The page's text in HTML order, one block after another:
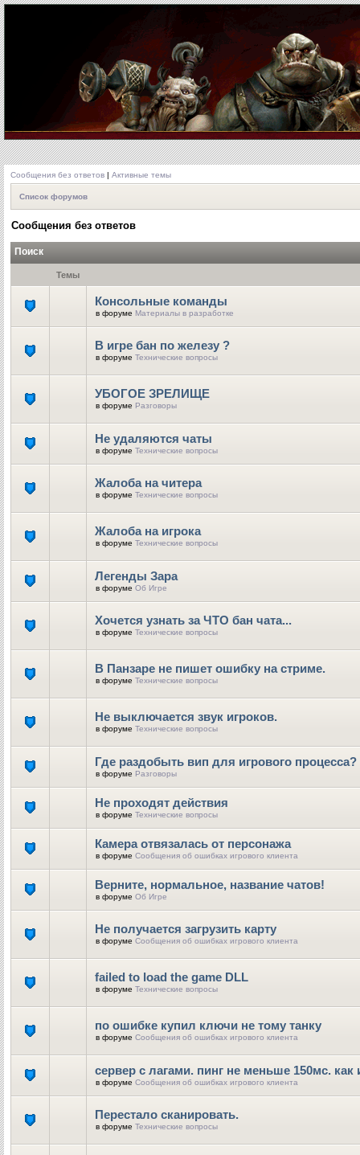
Сообщения без ответов | Активные темы
Список форумов
Сообщения без ответов
Поиск
Темы
Консольные команды
в форуме Материалы в разработке
В игре бан по железу ?
в форуме Технические вопросы
УБОГОЕ ЗРЕЛИЩЕ
в форуме Разговоры
Не удаляются чаты
в форуме Технические вопросы
Жалоба на читера
в форуме Технические вопросы
Жалоба на игрока
в форуме Технические вопросы
Легенды Зара
в форуме Об Игре
Хочется узнать за ЧТО бан чата...
в форуме Технические вопросы
В Панзаре не пишет ошибку на стриме.
в форуме Технические вопросы
Не выключается звук игроков.
в форуме Технические вопросы
Где раздобыть вип для игрового процесса?
в форуме Разговоры
Не проходят действия
в форуме Технические вопросы
Камера отвязалась от персонажа
в форуме Сообщения об ошибках игрового клиента
Верните, нормальное, название чатов!
в форуме Об Игре
Не получается загрузить карту
в форуме Сообщения об ошибках игрового клиента
failed to load the game DLL
в форуме Технические вопросы
по ошибке купил ключи не тому танку
в форуме Сообщения об ошибках игрового клиента
сервер с лагами. пинг не меньше 150мс. как
в форуме Сообщения об ошибках игрового клиента
Перестало сканировать.
в форуме Технические вопросы